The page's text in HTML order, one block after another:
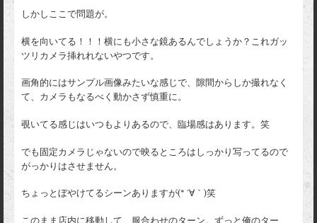
しかしここで問題が。
横を向いてる！！！横にも小さな鏡あるんでしょうか？これガッ
ツリカメラ挿れれないやつです。
画角的にはサンプル画像みたいな感じで、隙間からしか撮れなく
て、カメラもなるべく動かさず慎重に。
覗いてる感じはいつもよりあるので、臨場感はあります。笑
でも固定カメラじゃないので映るところはしっかり写ってるので
がっかりはさせません。
ちょっとぼやけてるシーンありますが(* ´∀｀)笑
このまま店内に移動して、服合わせのターン。ずっと俺のター